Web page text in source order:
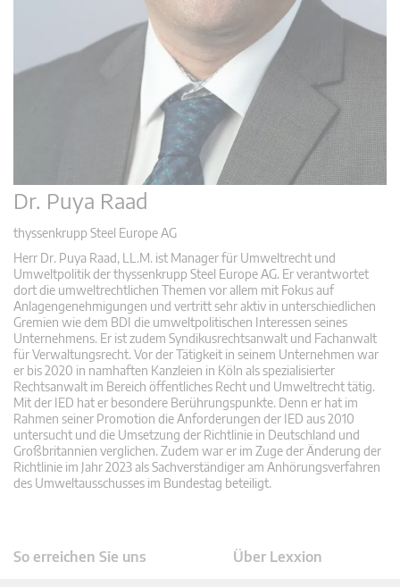
Dr. Puya Raad
thyssenkrupp Steel Europe AG
Herr Dr. Puya Raad, LL.M. ist Manager für Umweltrecht und
Umweltpolitik der thyssenkrupp Steel Europe AG. Er verantwortet
dort die umweltrechtlichen Themen vor allem mit Fokus auf
Anlagengenehmigungen und vertritt sehr aktiv in unterschiedlichen
Gremien wie dem BDI die umweltpolitischen Interessen seines
Unternehmens. Er ist zudem Syndikusrechtsanwalt und Fachanwalt
für Verwaltungsrecht. Vor der Tätigkeit in seinem Unternehmen war
er bis 2020 in namhaften Kanzleien in Köln als spezialisierter
Rechtsanwalt im Bereich öffentliches Recht und Umweltrecht tätig.
Mit der IED hat er besondere Berührungspunkte. Denn er hat im
Rahmen seiner Promotion die Anforderungen der IED aus 2010
untersucht und die Umsetzung der Richtlinie in Deutschland und
Großbritannien verglichen. Zudem war er im Zuge der Änderung der
Richtlinie im Jahr 2023 als Sachverständiger am Anhörungsverfahren
des Umweltausschusses im Bundestag beteiligt.
So erreichen Sie uns Über Lexxion